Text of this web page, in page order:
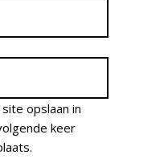
opslaan in
keer